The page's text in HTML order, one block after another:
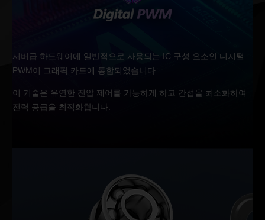
서버급 하드웨어에 일반적으로 사용되는 IC 구성 요소인 디지털
PWM이 그래픽 카드에 통합되었습니다.
이 기술은 유연한 전압 제어를 가능하게 하고 간섭을 최소화하여
전력 공급을 최적화합니다.